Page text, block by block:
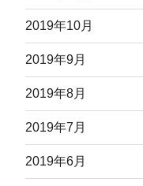
2019年10月
2019年9月
2019年8月
2019年7月
2019年6月